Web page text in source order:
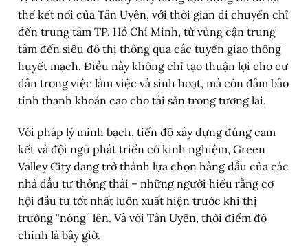
thế kết nối của Tân Uyên, với thời gian di chuyển chỉ
đến trung tâm TP. Hồ Chí Minh, từ vùng cận trung
tâm đến siêu đô thị thông qua các tuyến giao thông
huyết mạch. Điều này không chỉ tạo thuận lợi cho cư
dân trong việc làm việc và sinh hoạt, mà còn đảm bảo
tính thanh khoản cao cho tài sản trong tương lai.
Với pháp lý minh bạch, tiến độ xây dựng đúng cam
kết và đội ngũ phát triển có kinh nghiệm, Green
Valley City đang trở thành lựa chọn hàng đầu của các
nhà đầu tư thông thái – những người hiểu rằng cơ
hội đầu tư tốt nhất luôn xuất hiện trước khi thị
trường “nóng” lên. Và với Tân Uyên, thời điểm đó
chính là bây giờ.